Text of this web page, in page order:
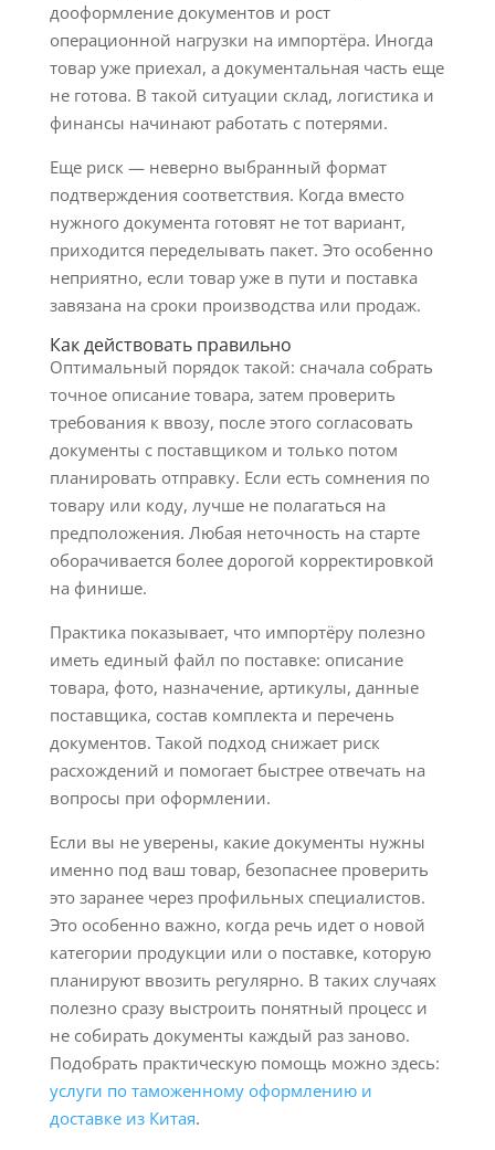
дооформление документов и рост
операционной нагрузки на импортёра. Иногда
товар уже приехал, а документальная часть еще
не готова. В такой ситуации склад, логистика и
финансы начинают работать с потерями.
Еще риск — неверно выбранный формат
подтверждения соответствия. Когда вместо
нужного документа готовят не тот вариант,
приходится переделывать пакет. Это особенно
неприятно, если товар уже в пути и поставка
завязана на сроки производства или продаж.
Как действовать правильно
Оптимальный порядок такой: сначала собрать
точное описание товара, затем проверить
требования к ввозу, после этого согласовать
документы с поставщиком и только потом
планировать отправку. Если есть сомнения по
товару или коду, лучше не полагаться на
предположения. Любая неточность на старте
оборачивается более дорогой корректировкой
на финише.
Практика показывает, что импортёру полезно
иметь единый файл по поставке: описание
товара, фото, назначение, артикулы, данные
поставщика, состав комплекта и перечень
документов. Такой подход снижает риск
расхождений и помогает быстрее отвечать на
вопросы при оформлении.
Если вы не уверены, какие документы нужны
именно под ваш товар, безопаснее проверить
это заранее через профильных специалистов.
Это особенно важно, когда речь идет о новой
категории продукции или о поставке, которую
планируют ввозить регулярно. В таких случаях
полезно сразу выстроить понятный процесс и
не собирать документы каждый раз заново.
Подобрать практическую помощь можно здесь:
услуги по таможенному оформлению и
доставке из Китая.